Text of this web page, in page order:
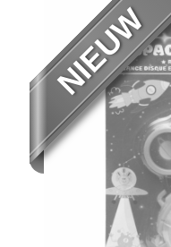
NIEUW